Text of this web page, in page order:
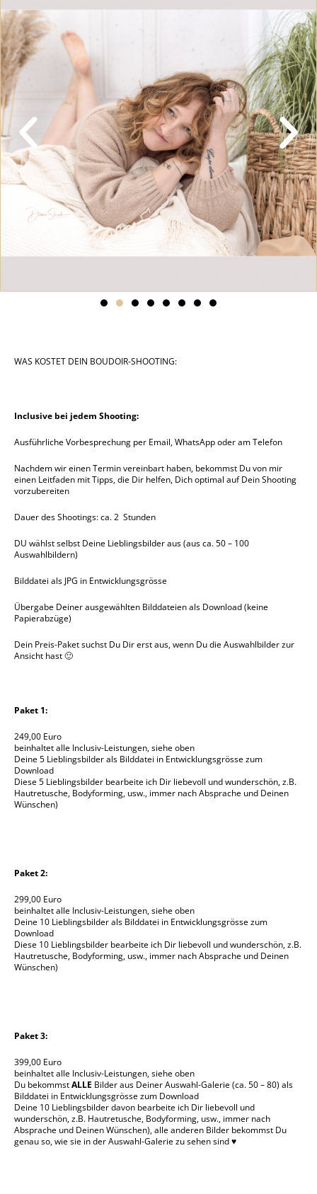
WAS KOSTET DEIN BOUDOIR-SHOOTING:
Inclusive bei jedem Shooting:
Ausführliche Vorbesprechung per Email, WhatsApp oder am Telefon
Nachdem wir einen Termin vereinbart haben, bekommst Du von mir
einen Leitfaden mit Tipps, die Dir helfen, Dich optimal auf Dein Shooting
vorzubereiten
Dauer des Shootings: ca. 2 Stunden
DU wählst selbst Deine Lieblingsbilder aus (aus ca. 50 – 100
Auswahlbildern)
Bilddatei als JPG in Entwicklungsgrösse
Übergabe Deiner ausgewählten Bilddateien als Download (keine
Papierabzüge)
Dein Preis-Paket suchst Du Dir erst aus, wenn Du die Auswahlbilder zur
Ansicht hast 🙂
Paket 1:
249,00 Euro
beinhaltet alle Inclusiv-Leistungen, siehe oben
Deine 5 Lieblingsbilder als Bilddatei in Entwicklungsgrösse zum
Download
Diese 5 Lieblingsbilder bearbeite ich Dir liebevoll und wunderschön, z.B.
Hautretusche, Bodyforming, usw., immer nach Absprache und Deinen
Wünschen)
Paket 2:
299,00 Euro
beinhaltet alle Inclusiv-Leistungen, siehe oben
Deine 10 Lieblingsbilder als Bilddatei in Entwicklungsgrösse zum
Download
Diese 10 Lieblingsbilder bearbeite ich Dir liebevoll und wunderschön, z.B.
Hautretusche, Bodyforming, usw., immer nach Absprache und Deinen
Wünschen)
Paket 3:
399,00 Euro
beinhaltet alle Inclusiv-Leistungen, siehe oben
Du bekommstALLE Bilder aus Deiner Auswahl-Galerie (ca. 50 – 80) als
Bilddatei in Entwicklungsgrösse zum Download
Deine 10 Lieblingsbilder davon bearbeite ich Dir liebevoll und
wunderschön, z.B. Hautretusche, Bodyforming, usw., immer nach
Absprache und Deinen Wünschen), alle anderen Bilder bekommst Du
genau so, wie sie in der Auswahl-Galerie zu sehen sind ♥